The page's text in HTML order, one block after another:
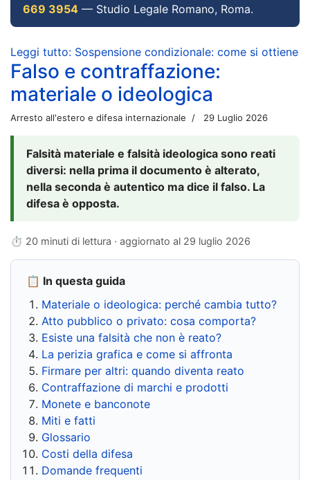
669 3954 — Studio Legale Romano, Roma.
Leggi tutto: Sospensione condizionale: come si ottiene
Falso e contraffazione:
materiale o ideologica
Arresto all'estero e difesa internazionale 29 Luglio 2026
Falsità materiale e falsità ideologica sono reati
diversi: nella prima il documento è alterato,
nella seconda è autentico ma dice il falso. La
difesa è opposta.
⏱ 20 minuti di lettura · aggiornato al 29 luglio 2026
📋 In questa guida
Materiale o ideologica: perché cambia tutto?
Atto pubblico o privato: cosa comporta?
Esiste una falsità che non è reato?
La perizia grafica e come si affronta
Firmare per altri: quando diventa reato
Contraffazione di marchi e prodotti
Monete e banconote
Miti e fatti
Glossario
Costi della difesa
Domande frequenti